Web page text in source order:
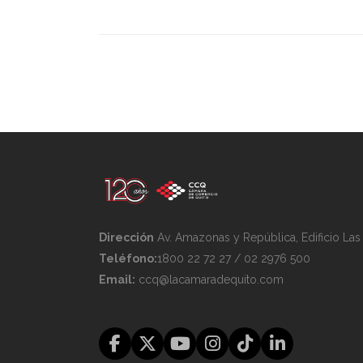
Dirección Av. Amazonas y República, Edificio Las
Teléfono:1800 22 72 27 / 02 2976 500
Email: ccq@lacamaradequito.com